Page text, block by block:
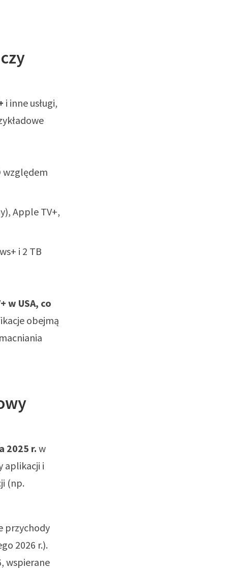
i inne usługi,
względem
Apple TV+,
i 2 TB
w USA, co
obejmą
2025 r. w
aplikacji i
(np.
przychody
2026 r.).
wspierane